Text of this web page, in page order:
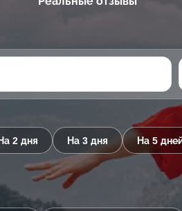
2 дня На 3 дня На 5